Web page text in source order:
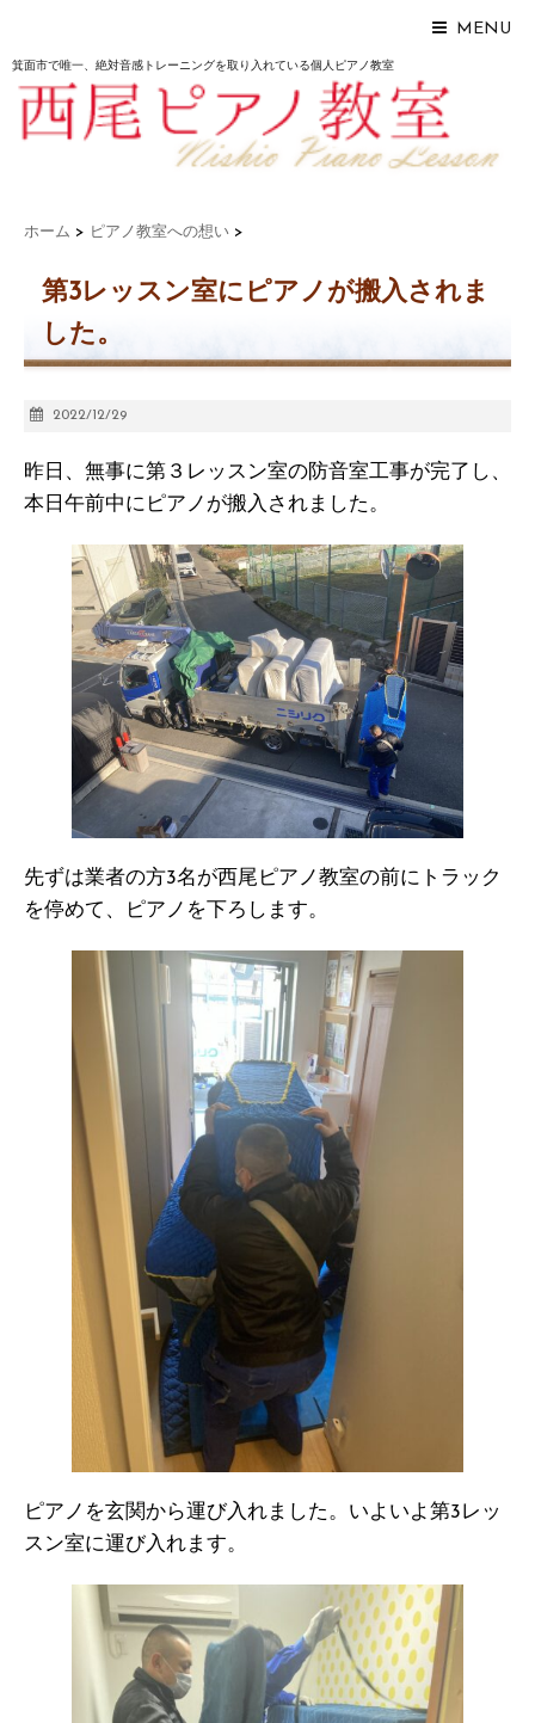
MENU
箕面市で唯一、絶対音感トレーニングを取り入れている個人ピアノ教室
ホーム > ピアノ教室への想い >
第3レッスン室にピアノが搬入されま
した。
2022/12/29
昨日、無事に第３レッスン室の防音室工事が完了し、
本日午前中にピアノが搬入されました。
先ずは業者の方3名が西尾ピアノ教室の前にトラック
を停めて、ピアノを下ろします。
ピアノを玄関から運び入れました。いよいよ第3レッ
スン室に運び入れます。